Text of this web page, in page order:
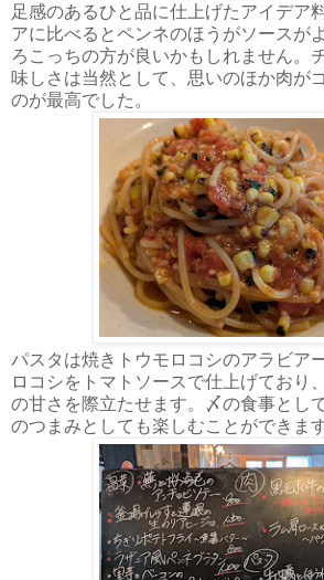
足感のあるひと品に仕上げたアイデア
アに比べるとペンネのほうがソースが
ろこっちの方が良いかもしれません。
味しさは当然として、思いのほか肉が
のが最高でした。
パスタは焼きトウモロコシのアラビア
ロコシをトマトソースで仕上げており
の甘さを際立たせます。〆の食事とし
のつまみとしても楽しむことができます